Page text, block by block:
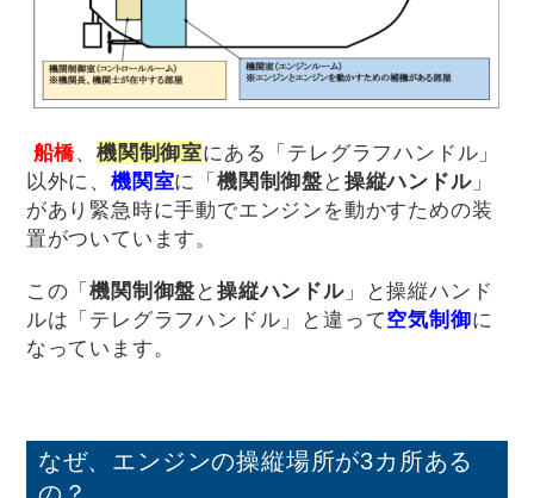
船橋、機関制御室にある「テレグラフハンドル」
以外に、機関室に「機関制御盤 と 操縦ハンドル」
があり緊急時に手動でエンジンを動かすための装
置がついています。
この「機関制御盤 と操縦ハンドル」と操縦ハンド
ルは「テレグラフハンドル」と違って空気制御に
なっています。
なぜ、エンジンの操縦場所が3カ所ある